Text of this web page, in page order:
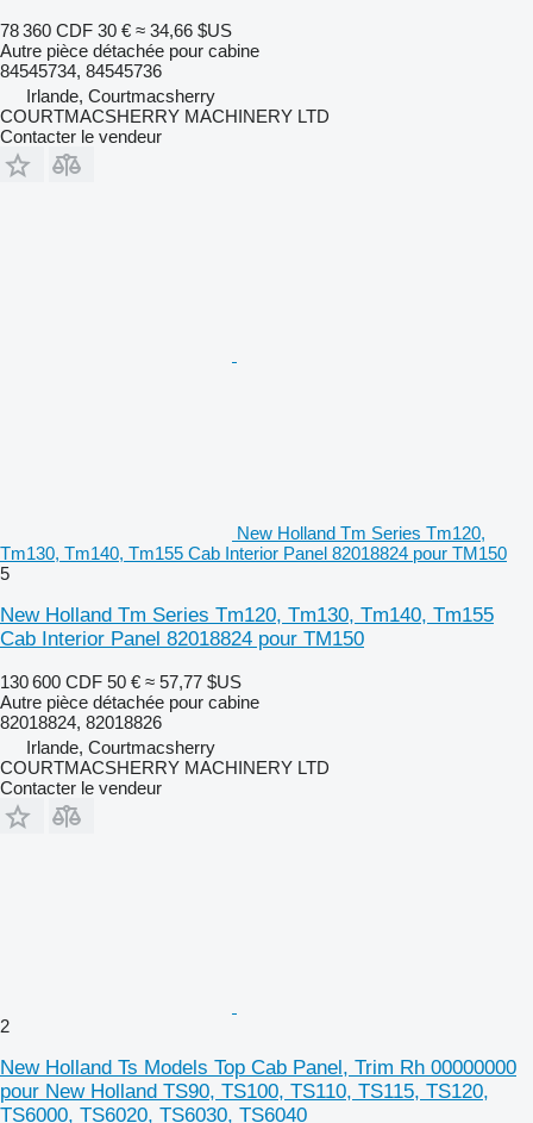
78 360 CDF 30 € ≈ 34,66 $US
Autre pièce détachée pour cabine
84545734, 84545736
Irlande, Courtmacsherry
COURTMACSHERRY MACHINERY LTD
Contacter le vendeur
New Holland Tm Series Tm120,
Tm130, Tm140, Tm155 Cab Interior Panel 82018824 pour TM150
5
New Holland Tm Series Tm120, Tm130, Tm140, Tm155
Cab Interior Panel 82018824 pour TM150
130 600 CDF 50 € ≈ 57,77 $US
Autre pièce détachée pour cabine
82018824, 82018826
Irlande, Courtmacsherry
COURTMACSHERRY MACHINERY LTD
Contacter le vendeur
2
New Holland Ts Models Top Cab Panel, Trim Rh 00000000
pour New Holland TS90, TS100, TS110, TS115, TS120,
TS6000, TS6020, TS6030, TS6040